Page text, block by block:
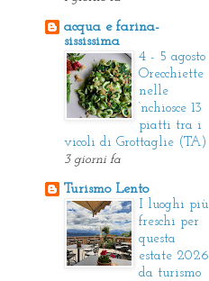
acqua e farina-
sississima
4 - 5 agosto
Orecchiette
nelle
‘nchiosce 13
piatti tra i
vicoli di Grottaglie (TA)
3 giorni fa
Turismo Lento
I luoghi più
freschi per
questa
estate 2026
da turismo